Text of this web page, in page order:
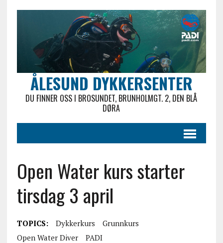
ÅLESUND DYKKERSENTER
DU FINNER OSS I BROSUNDET, BRUNHOLMGT. 2, DEN BLÅ
DØRA
Open Water kurs starter
tirsdag 3 april
TOPICS: Dykkerkurs
Grunnkurs
Open Water Diver
PADI